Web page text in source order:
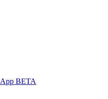
App BETA